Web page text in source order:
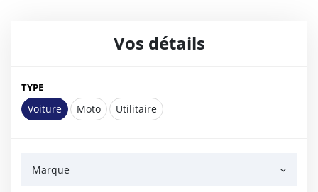
Vos détails
TYPE
Voiture Moto Utilitaire
Marque